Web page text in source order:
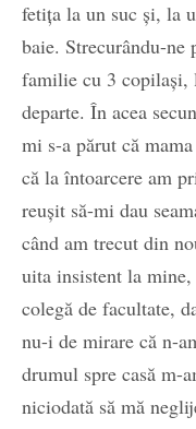
fetița la un suc și, la
baie. Strecurându-ne
familie cu 3 copilași,
departe. În acea
mi s-a părut că
că la întoarcere am
reușit să-mi dau
când am trecut din
uita insistent la
colegă de facultate,
nu-i de mirare că n-
drumul spre casă m-
niciodată să mă